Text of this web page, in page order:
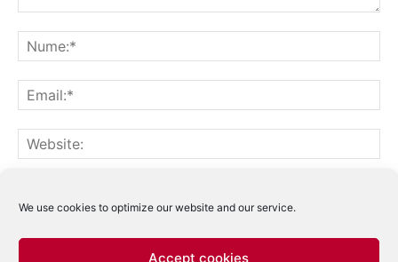
We use cookies to optimize our website and our service.
Accept cookies
Notifică-mă prin email când sunt publicate articole noi.